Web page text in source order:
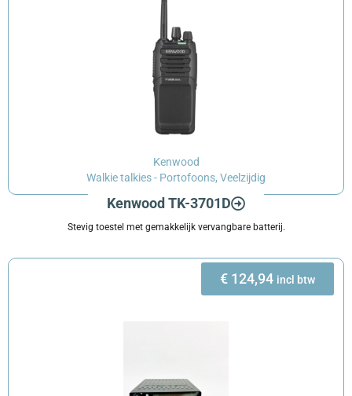
Kenwood
Walkie talkies - Portofoons, Veelzijdig
Kenwood TK-3701D
Stevig toestel met gemakkelijk vervangbare batterij.
€ 124,94 incl btw